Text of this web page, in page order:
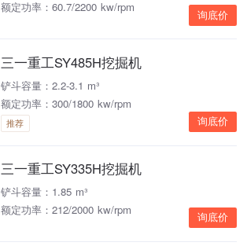
额定功率：60.7/2200 kw/rpm
询底价
三一重工SY485H挖掘机
铲斗容量：2.2-3.1 m³
额定功率：300/1800 kw/rpm
推荐 询底价
三一重工SY335H挖掘机
铲斗容量：1.85 m³
额定功率：212/2000 kw/rpm
询底价